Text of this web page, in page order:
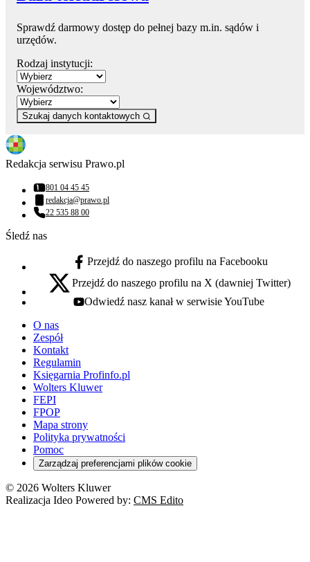
Sprawdź darmowy dostęp do pełnej bazy m.in. sądów i
urzędów.
Rodzaj instytucji:
Województwo:
Szukaj danych kontaktowych
Redakcja serwisu Prawo.pl
Numer telefonu:
801 04 45 45
Adres email:
redakcja@prawo.pl
Numer telefonu:
22 535 88 00
Śledź nas
facebook - otwiera się w nowej karcie
Przejdź do naszego profilu na Facebooku
x - otwiera się w nowej karcie
Przejdź do naszego profilu na X (dawniej Twitter)
youtube - otwiera się w nowej karcie
Odwiedź nasz kanał w serwisie YouTube
O nas
Zespół
Kontakt
Regulamin
Księgarnia Profinfo.pl
Wolters Kluwer
FEPI
FPOP
Mapa strony
Polityka prywatności
Pomoc
Zarządzaj preferencjami plików cookie
© 2026 Wolters Kluwer
Realizacja Ideo Powered by: CMS Edito